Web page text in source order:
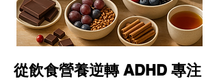
從飲食營養逆轉 ADHD 專注